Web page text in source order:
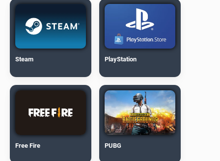
Steam PlayStation
Free Fire PUBG